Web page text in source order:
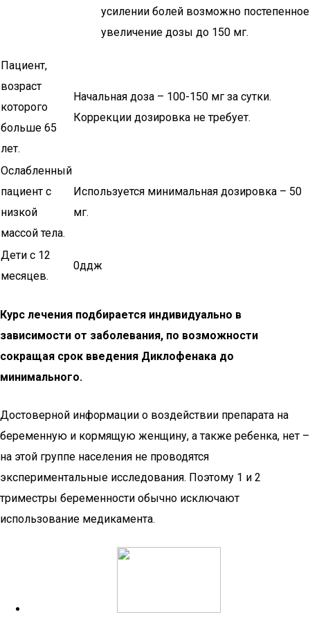
усилении болей возможно постепенное
увеличение дозы до 150 мг.
Пациент,
возраст
которого
больше 65
лет.
Начальная доза – 100-150 мг за сутки.
Коррекции дозировка не требует.
Ослабленный
пациент с
низкой
массой тела.
Используется минимальная дозировка – 50
мг.
Дети с 12
месяцев.
0ддж
Курс лечения подбирается индивидуально в
зависимости от заболевания, по возможности
сокращая срок введения Диклофенака до
минимального.
Достоверной информации о воздействии препарата на
беременную и кормящую женщину, а также ребенка, нет –
на этой группе населения не проводятся
экспериментальные исследования. Поэтому 1 и 2
триместры беременности обычно исключают
использование медикамента.